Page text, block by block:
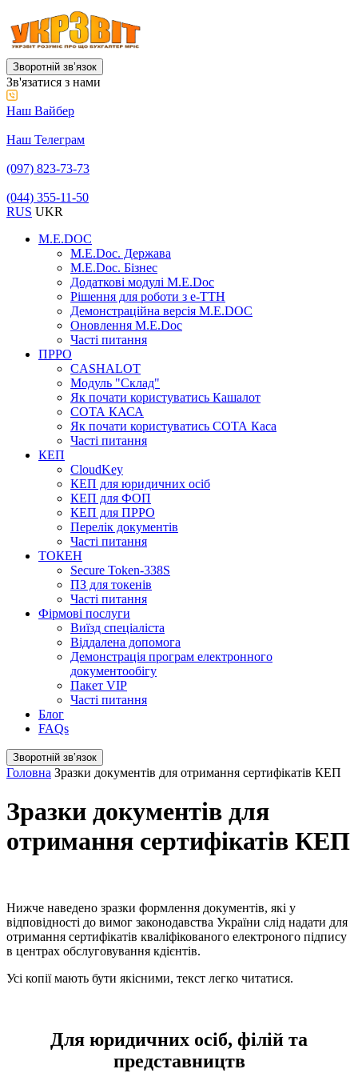
Зворотній звʼязок
Зв'язатися з нами
Наш Вайбер
Наш Телеграм
(097) 823-73-73
(044) 355-11-50
RUS UKR
M.E.DOC
M.E.Doc. Держава
M.E.Doc. Бізнес
Додаткові модулі M.E.Doc
Рішення для роботи з е-ТТН
Демонстраційна версія M.E.DOC
Оновлення M.E.Doc
Часті питання
ПРРО
CASHALOT
Модуль "Склад"
Як почати користуватись Кашалот
СОТА КАСА
Як почати користуватись СОТА Каса
Часті питання
КЕП
CloudKey
КЕП для юридичних осіб
КЕП для ФОП
КЕП для ПРРО
Перелік документів
Часті питання
ТОКЕН
Secure Token-338S
ПЗ для токенів
Часті питання
Фірмові послуги
Виїзд спеціаліста
Віддалена допомога
Демонстрація програм електронного
документообігу
Пакет VIP
Часті питання
Блог
FAQs
Зворотній звʼязок
Головна Зразки документів для отримання сертифікатів КЕП
Зразки документів для
отримання сертифікатів КЕП
Нижче наведено зразки формлення документів, які у
відповідності до вимог законодавства України слід надати для
отримання сертифікатів кваліфікованого електроного підпису
в центрах обслуговування кдієнтів.
Усі копії мають бути якісними, текст легко читатися.
Для юридичних осіб, філій та
представництв